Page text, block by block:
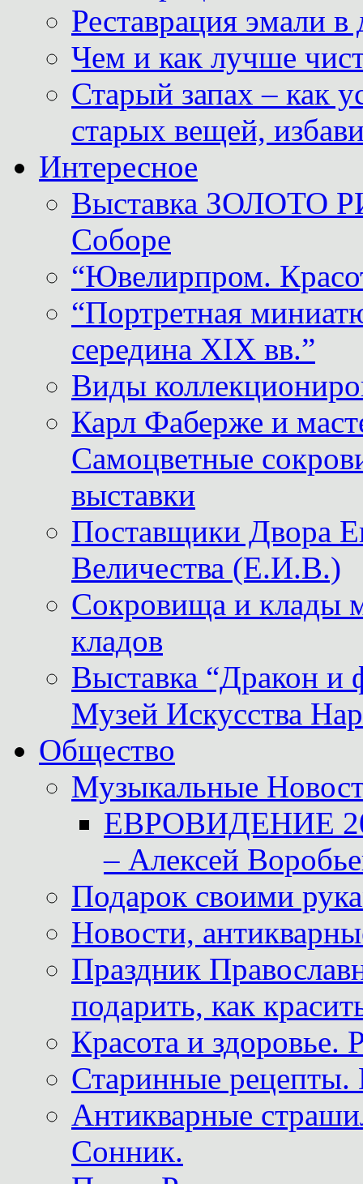
Реставрация эмали
Чем и как лучше
Старый запах – как
старых вещей,
Интересное
Выставка ЗОЛОТО
Соборе
“Ювелирпром.
“Портретная
середина XIX вв.”
Виды
Карл Фаберже и
Самоцветные
выставки
Поставщики
Величества (Е.И.В.)
Сокровища и клады
кладов
Выставка “Дракон и
Музей Искусства
Общество
Музыкальные
ЕВРОВИДЕНИЕ
– Алексей
Подарок своими
Новости,
Праздник
подарить, как
Красота и здоровье.
Старинные рецепты.
Антикварные
Сонник.